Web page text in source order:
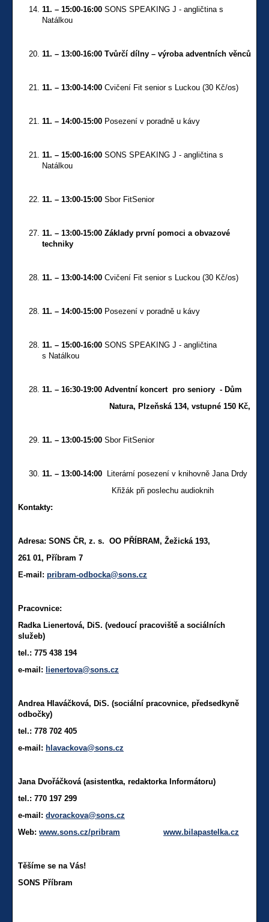
11. – 15:00-16:00 SONS SPEAKING J - angličtina s
Natálkou
11. – 13:00-16:00 Tvůrčí dílny – výroba adventních věnců
11. – 13:00-14:00 Cvičení Fit senior s Luckou (30 Kč/os)
11. – 14:00-15:00 Posezení v poradně u kávy
11. – 15:00-16:00 SONS SPEAKING J - angličtina s
Natálkou
11. – 13:00-15:00 Sbor FitSenior
11. – 13:00-15:00 Základy první pomoci a obvazové
techniky
11. – 13:00-14:00 Cvičení Fit senior s Luckou (30 Kč/os)
11. – 14:00-15:00 Posezení v poradně u kávy
11. – 15:00-16:00 SONS SPEAKING J - angličtina
s Natálkou
11. – 16:30-19:00 Adventní koncert pro seniory - Dům
Natura, Plzeňská 134, vstupné 150 Kč,
11. – 13:00-15:00 Sbor FitSenior
11. – 13:00-14:00 Literární posezení v knihovně Jana Drdy
Křižák při poslechu audioknih
Kontakty:
Adresa: SONS ČR, z. s. OO PŘÍBRAM, Žežická 193,
261 01, Příbram 7
E-mail: pribram-odbocka@sons.cz
Pracovnice:
Radka Lienertová, DiS. (vedoucí pracoviště a sociálních
služeb)
tel.: 775 438 194
e-mail:
lienertova@sons.cz
Andrea Hlaváčková, DiS. (sociální pracovnice, předsedkyně
odbočky)
tel.: 778 702 405
e-mail: hlavackova@sons.cz
Jana Dvořáčková (asistentka, redaktorka Informátoru)
tel.: 770 197 299
e-mail: dvorackova@sons.cz
Web: www.sons.cz/pribram www.bilapastelka.cz
Těšíme se na Vás!
SONS Příbram